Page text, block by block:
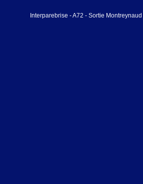
Interparebrise - A72 - Sortie